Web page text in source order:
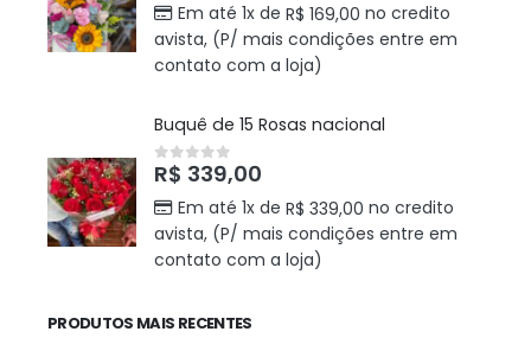
Em até 1x de R$ 169,00 no credito
avista, (P/ mais condições entre em
contato com a loja)
Buquê de 15 Rosas nacional
0out of 5
R$ 339,00
Em até 1x de R$ 339,00 no credito
avista, (P/ mais condições entre em
contato com a loja)
PRODUTOS MAIS RECENTES